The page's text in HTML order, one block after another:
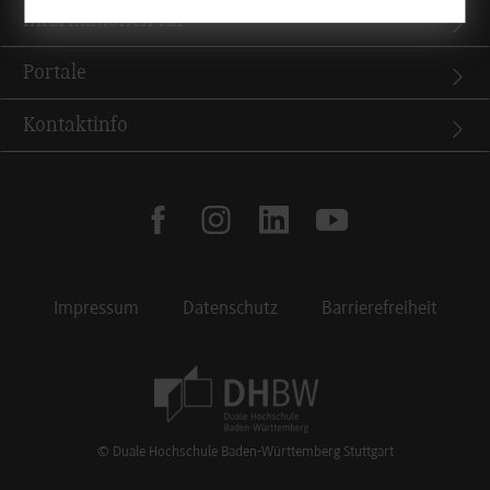
Informationen für
Portale
Kontaktinfo
facebookinstagramlinkedinyoutube
Impressum Datenschutz Barrierefreiheit
© Duale Hochschule Baden-Württemberg Stuttgart